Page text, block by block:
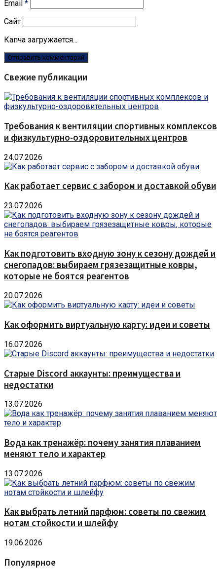
Email *
Сайт
Капча загружается...
Свежие публикации
Требования к вентиляции спортивных комплексов
и физкультурно-оздоровительных центров
24.07.2026
Как работает сервис с забором и доставкой обуви
23.07.2026
Как подготовить входную зону к сезону дождей и
снегопадов: выбираем грязезащитные ковры,
которые не боятся реагентов
20.07.2026
Как оформить виртуальную карту: идеи и советы
16.07.2026
Старые Discord аккаунты: преимущества и
недостатки
13.07.2026
Вода как тренажёр: почему занятия плаванием
меняют тело и характер
13.07.2026
Как выбрать летний парфюм: советы по свежим
нотам стойкости и шлейфу
19.06.2026
Популярное